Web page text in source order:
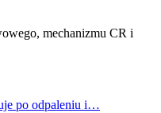
mechanizmu CR i
po odpaleniu i…